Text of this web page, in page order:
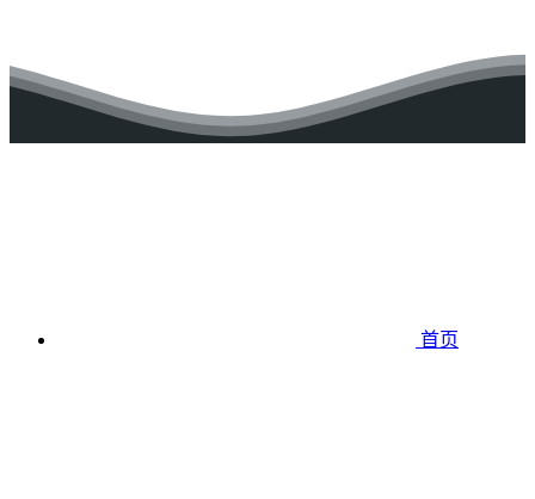
首页